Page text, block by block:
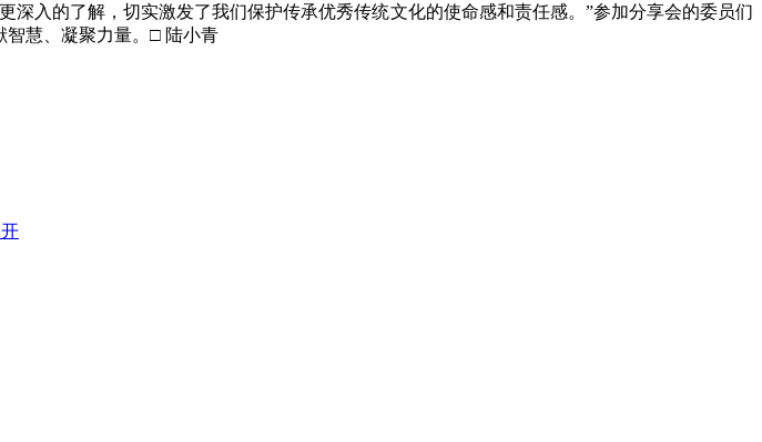
的了解，切实激发了我们保护传承优秀传统文化的使命感和责任感。”参加分享会的委员们
智慧、凝聚力量。□ 陆小青